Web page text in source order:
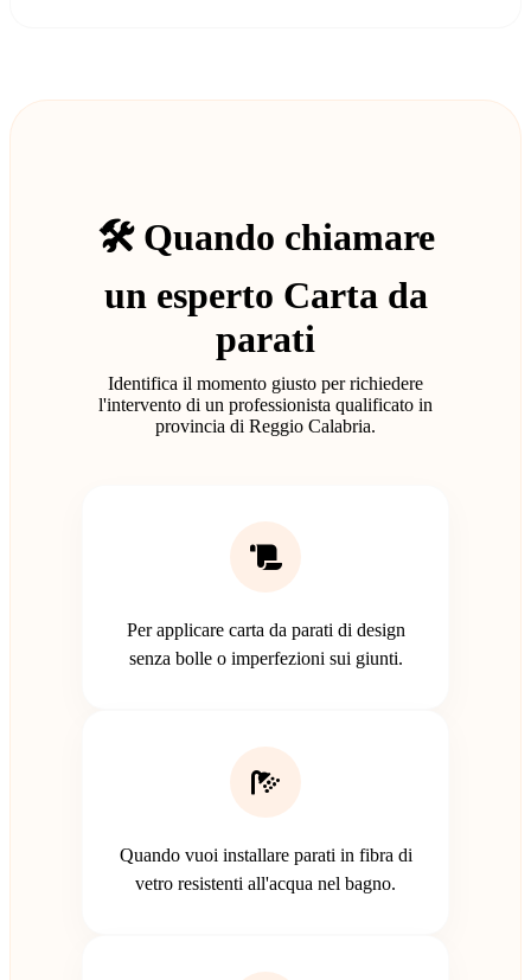
🛠️ Quando chiamare
un esperto Carta da
parati
Identifica il momento giusto per richiedere
l'intervento di un professionista qualificato in
provincia di Reggio Calabria.
Per applicare carta da parati di design
senza bolle o imperfezioni sui giunti.
Quando vuoi installare parati in fibra di
vetro resistenti all'acqua nel bagno.